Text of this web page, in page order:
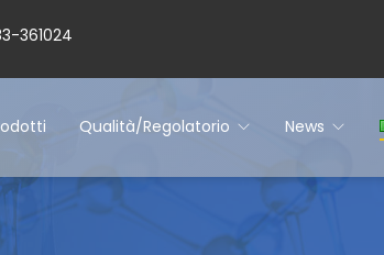
361024
Qualità/Regolatorio News